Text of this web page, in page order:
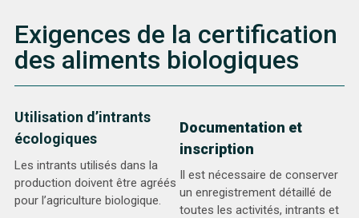
Exigences de la certification
des aliments biologiques
Utilisation d’intrants
écologiques
Les intrants utilisés dans la
production doivent être agréés
pour l’agriculture biologique.
Documentation et
inscription
Il est nécessaire de conserver
un enregistrement détaillé de
toutes les activités, intrants et